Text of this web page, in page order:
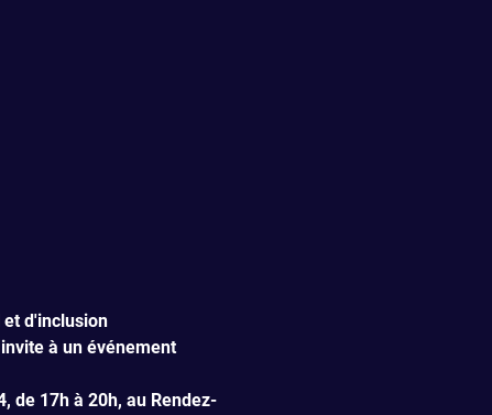
et d'inclusion
à un événement
de 17h à 20h, au Rendez-